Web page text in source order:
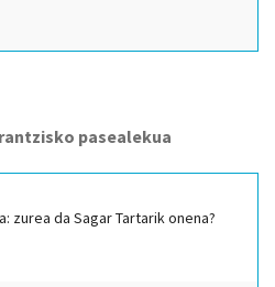
pasealekua
zurea da Sagar Tartarik onena?